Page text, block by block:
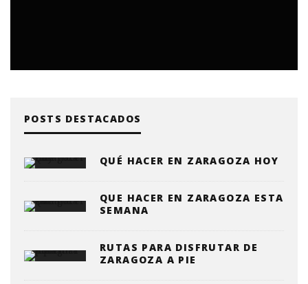
POSTS DESTACADOS
QUÉ HACER EN ZARAGOZA HOY
QUE HACER EN ZARAGOZA ESTA
SEMANA
RUTAS PARA DISFRUTAR DE
ZARAGOZA A PIE